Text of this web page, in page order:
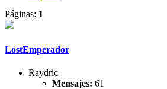
Páginas: 1
LostEmperador
Raydric
Mensajes: 61